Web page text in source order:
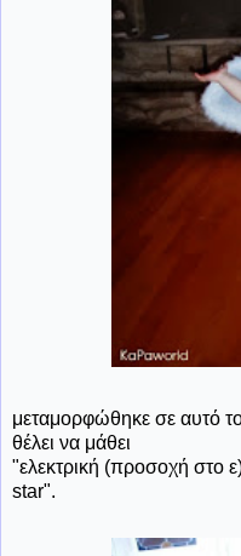
μεταμορφώθηκε σε αυτό
θέλει να μάθει
"ελεκτρική (προσοχή στο
star".